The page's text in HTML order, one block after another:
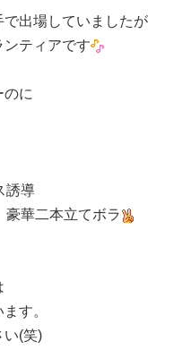
出場していましたが
ティアです
のに
誘導
豪華二本立てボラ
す。
い(笑)